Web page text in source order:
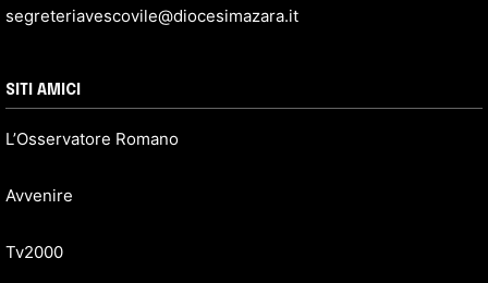
segreteriavescovile@diocesimazara.it
SITI AMICI
L’Osservatore Romano
Avvenire
Tv2000